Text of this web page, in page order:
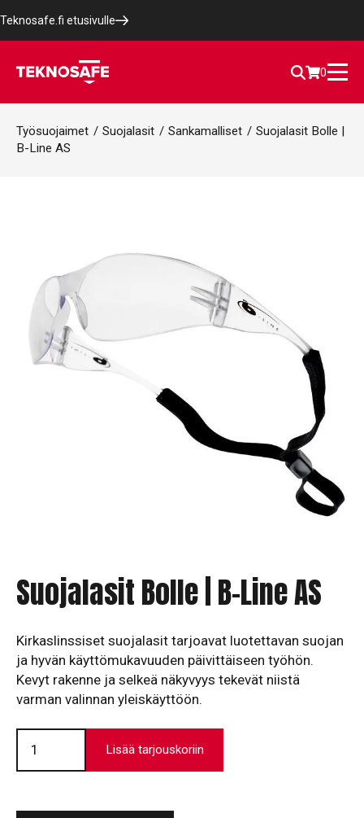
Teknosafe.fi etusivulle
0
Työsuojaimet / Suojalasit / Sankamalliset / Suojalasit Bolle |
B-Line AS
Suojalasit Bolle | B-Line AS
Kirkaslinssiset suojalasit tarjoavat luotettavan suojan
ja hyvän käyttömukavuuden päivittäiseen työhön.
Kevyt rakenne ja selkeä näkyvyys tekevät niistä
varman valinnan yleiskäyttöön.
Suojalasit
Bolle
B-
Lisää tarjouskoriin